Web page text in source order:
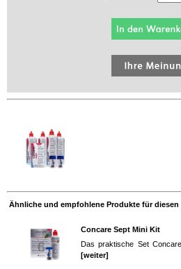
Ähnliche und empfohlene Produkte für diesen
Concare Sept Mini Kit
Das praktische Set
[weiter]